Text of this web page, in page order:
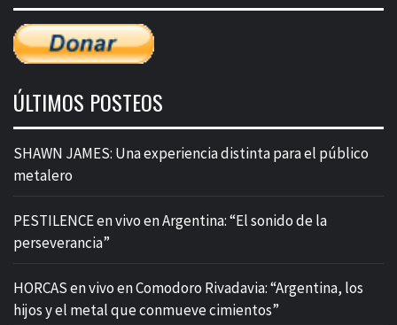
ÚLTIMOS POSTEOS
SHAWN JAMES: Una experiencia distinta para el público
metalero
PESTILENCE en vivo en Argentina: “El sonido de la
perseverancia”
HORCAS en vivo en Comodoro Rivadavia: “Argentina, los
hijos y el metal que conmueve cimientos”